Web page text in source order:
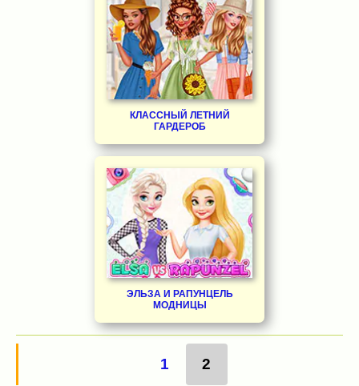
КЛАССНЫЙ ЛЕТНИЙ
ГАРДЕРОБ
ЭЛЬЗА И РАПУНЦЕЛЬ
МОДНИЦЫ
1 2